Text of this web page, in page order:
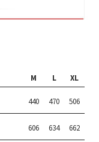
M L XL
440 470 506
606 634 662